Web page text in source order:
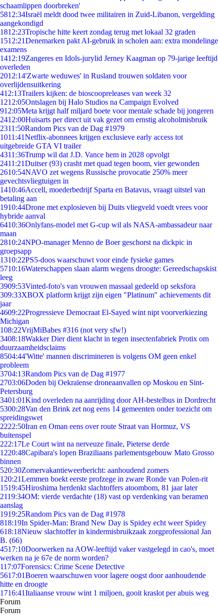
schaamlippen doorbreken'
5812:34Israël meldt dood twee militairen in Zuid-Libanon, vergelding
aangekondigd
1812:23Tropische hitte keert zondag terug met lokaal 32 graden
1512:21Denemarken pakt AI-gebruik in scholen aan: extra mondelinge
examens
1412:19Zangeres en Idols-jurylid Jerney Kaagman op 79-jarige leeftijd
overleden
2012:14'Zwarte weduwes' in Rusland trouwen soldaten voor
overlijdensuitkering
412:13Trailers kijken: de bioscoopreleases van week 32
1212:05Ontslagen bij Halo Studios na Campaign Evolved
912:05Meta krijgt half miljard boete voor mentale schade bij jongeren
2412:00Huisarts per direct uit vak gezet om ernstig alcoholmisbruik
2311:50Random Pics van de Dag #1979
1011:41Netflix-abonnees krijgen exclusieve early access tot
uitgebreide GTA VI trailer
4311:36Trump wil dat J.D. Vance hem in 2028 opvolgt
2411:21Duitser (93) crasht met quad tegen boom, vier gewonden
2610:54NAVO zet wegens Russische provocatie 250% meer
gevechtsvliegtuigen in
1410:46Accell, moederbedrijf Sparta en Batavus, vraagt uitstel van
betaling aan
1910:44Drone met explosieven bij Duits vliegveld voedt vrees voor
hybride aanval
6410:36Onlyfans-model met G-cup wil als NASA-ambassadeur naar
maan
2810:24NPO-manager Menno de Boer geschorst na dickpic in
groepsapp
1310:22PS5-doos waarschuwt voor einde fysieke games
5710:16Waterschappen slaan alarm wegens droogte: Gereedschapskist
leeg
3909:53Vinted-foto's van vrouwen massaal gedeeld op seksfora
309:33XBOX platform krijgt zijn eigen "Platinum" achievements dit
jaar
4609:22Progressieve Democraat El-Sayed wint nipt voorverkiezing
Michigan
108:22VrijMiBabes #316 (not very sfw!)
3408:18Wakker Dier dient klacht in tegen insectenfabriek Protix om
duurzaamheidsclaims
8504:44'Witte' mannen discrimineren is volgens OM geen enkel
probleem
3704:13Random Pics van de Dag #1977
2703:06Doden bij Oekraïense droneaanvallen op Moskou en Sint-
Petersburg
3401:01Kind overleden na aanrijding door AH-bestelbus in Dordrecht
5300:28Van den Brink zet nog eens 14 gemeenten onder toezicht om
spreidingswet
2222:50Iran en Oman eens over route Straat van Hormuz, VS
buitenspel
222:17Le Court wint na nerveuze finale, Pieterse derde
1220:48Capibara's lopen Braziliaans parlementsgebouw Mato Grosso
binnen
520:30Zomervakantieweerbericht: aanhoudend zomers
1 20:21Lemmen boekt eerste profzege in zware Ronde van Polen-rit
1519:45Hiroshima herdenkt slachtoffers atoombom, 81 jaar later
2119:34OM: vierde verdachte (18) vast op verdenking van beramen
aanslag
1919:25Random Pics van de Dag #1978
818:19In Spider-Man: Brand New Day is Spidey echt weer Spidey
618:18Nieuw slachtoffer in kindermisbruikzaak zorgprofessional Jan
B. (66)
4517:10Doorwerken na AOW-leeftijd vaker vastgelegd in cao's, moet
werken na je 67e de norm worden?
117:07Forensics: Crime Scene Detective
5617:01Boeren waarschuwen voor lagere oogst door aanhoudende
hitte en droogte
1716:41Italiaanse vrouw wint 1 miljoen, gooit kraslot per abuis weg
Forum
Forum